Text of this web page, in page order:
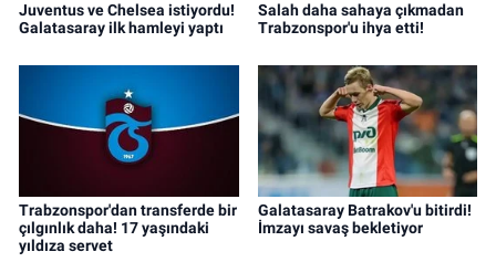
Juventus ve Chelsea istiyordu!
Galatasaray ilk hamleyi yaptı
Salah daha sahaya çıkmadan
Trabzonspor'u ihya etti!
Trabzonspor'dan transferde bir
çılgınlık daha! 17 yaşındaki
yıldıza servet
Galatasaray Batrakov'u bitirdi!
İmzayı savaş bekletiyor